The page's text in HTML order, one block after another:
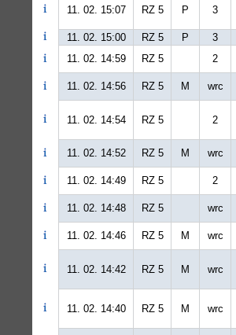
11. 02. 15:07 RZ 5 P 3
11. 02. 15:00
RZ 5 P 3
11. 02. 14:59
RZ 5 2
11. 02. 14:56
RZ 5 M wrc
11. 02. 14:54 RZ 5 2
11. 02. 14:52
RZ 5 M wrc
11. 02. 14:49
RZ 5 2
11. 02. 14:48
RZ 5 wrc
11. 02. 14:46
RZ 5 M wrc
11. 02. 14:42 RZ 5 M wrc
11. 02. 14:40 RZ 5 M wrc